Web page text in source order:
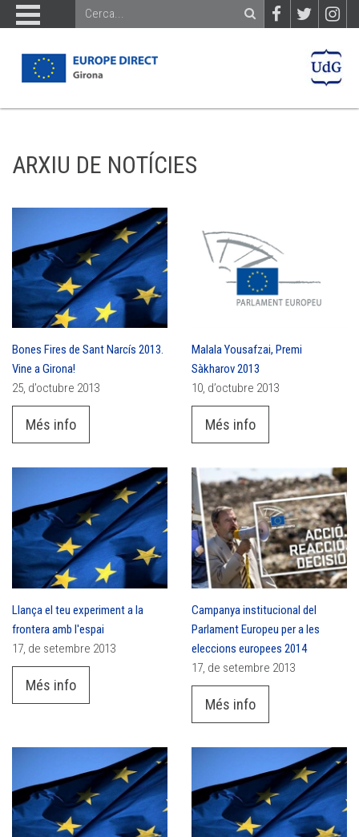
ARXIU DE NOTÍCIES
Bones Fires de Sant Narcís 2013.
Vine a Girona!
25, d’octubre 2013
Més info
Malala Yousafzai, Premi
Sàkharov 2013
10, d’octubre 2013
Més info
Llança el teu experiment a la
frontera amb l'espai
17, de setembre 2013
Més info
Campanya institucional del
Parlament Europeu per a les
eleccions europees 2014
17, de setembre 2013
Més info